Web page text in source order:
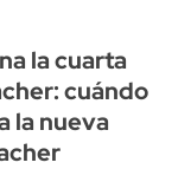
la cuarta
cuándo
la nueva